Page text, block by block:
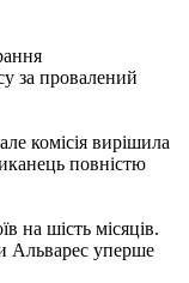
за провалений
комісія вирішила
повністю
на шість місяців.
Альварес уперше